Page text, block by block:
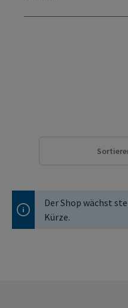
Der Shop wächst
Kürze.